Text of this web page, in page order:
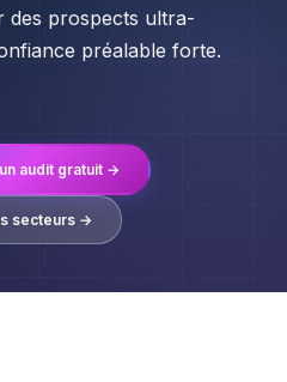
des prospects ultra-
préalable forte.
audit gratuit →
secteurs →